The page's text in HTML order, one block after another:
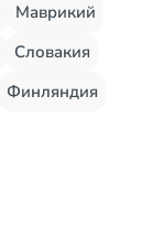
Маврикий
Словакия
Финляндия